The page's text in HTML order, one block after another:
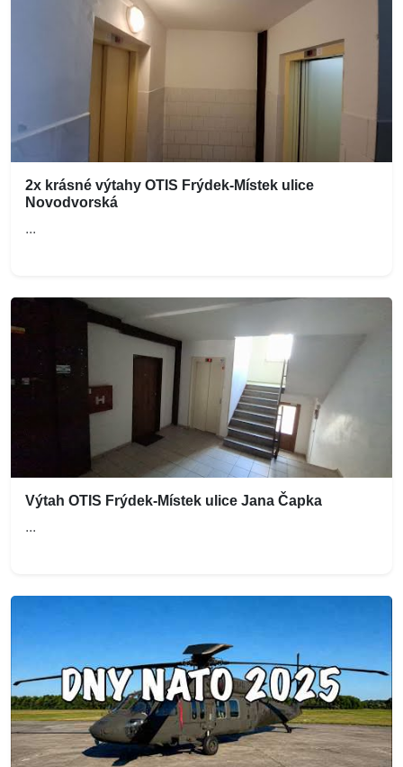
2x krásné výtahy OTIS Frýdek-Místek ulice
Novodvorská
...
Výtah OTIS Frýdek-Místek ulice Jana Čapka
...